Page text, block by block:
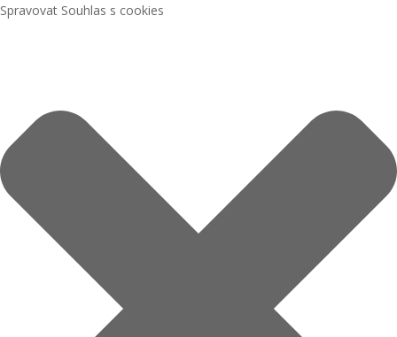
Spravovat Souhlas s cookies